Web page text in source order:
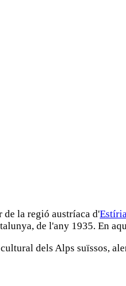
de la regió austríaca d'
de l'any 1935. En
dels Alps suïssos,